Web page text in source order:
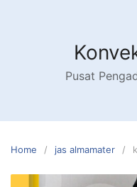
Pusat
Home jas almamater